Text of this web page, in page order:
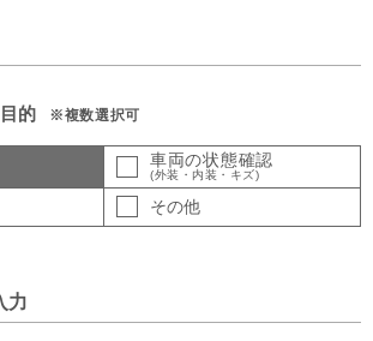
的 ※複数選択可
車両の状態確認
(外装・内装・キズ)
その他
力